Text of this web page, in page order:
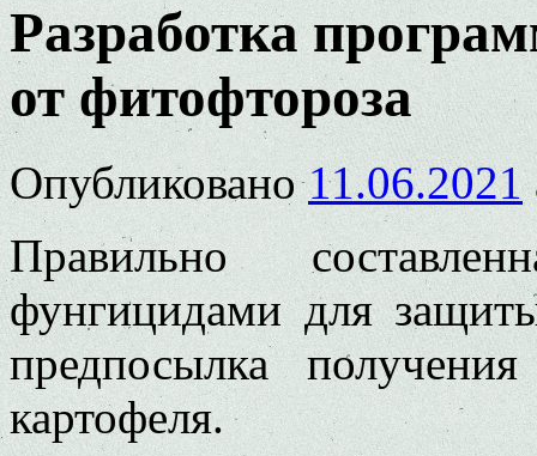
Разработка
от фитофтороза
Опубликовано 11.06.2021
Правильно
фунгицидами для
предпосылка
картофеля.